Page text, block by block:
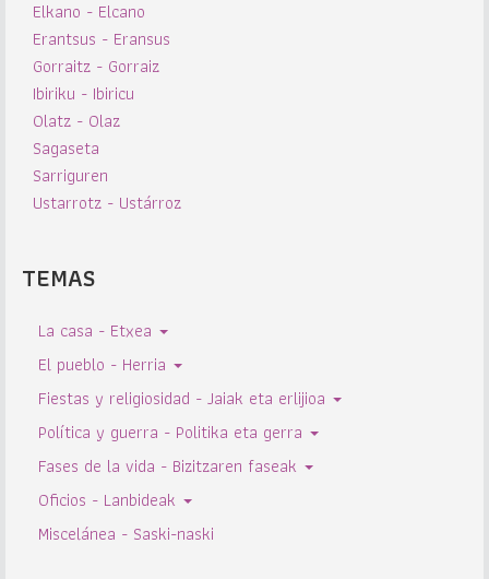
Elkano - Elcano
Erantsus - Eransus
Gorraitz - Gorraiz
Ibiriku - Ibiricu
Olatz - Olaz
Sagaseta
Sarriguren
Ustarrotz - Ustárroz
TEMAS
La casa - Etxea
El pueblo - Herria
Fiestas y religiosidad - Jaiak eta erlijioa
Política y guerra - Politika eta gerra
Fases de la vida - Bizitzaren faseak
Oficios - Lanbideak
Miscelánea - Saski-naski